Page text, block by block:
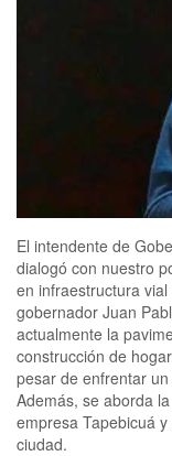
El intendente de
dialogó con nuestro
en infraestructura
gobernador Juan
actualmente la
construcción de
pesar de enfrentar
Además, se aborda
empresa Tapebicuá
ciudad.